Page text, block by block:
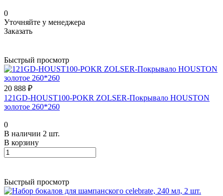
0
Уточняйте у менеджера
Заказать
Быстрый просмотр
20 888 ₽
121GD-HOUST100-POKR ZOLSER-Покрывало HOUSTON
золотое 260*260
0
В наличии 2 шт.
В корзину
Быстрый просмотр